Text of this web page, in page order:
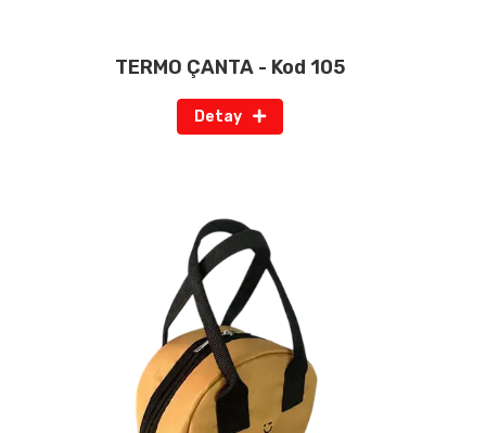
TERMO ÇANTA - Kod 105
Detay